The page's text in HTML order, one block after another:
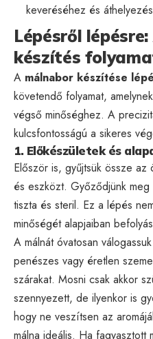
keveréséhez és
Lépésről
készítés
A málnabor készítése
követendő folyamat,
végső minőséghez. A
kulcsfontosságú a sikeres
1. Előkészületek és
Először is, gyűjtsük össze az
és eszközt. Győződjünk
tiszta és steril. Ez a lépés
minőségét alapjaiban
A málnát óvatosan
penészes vagy éretlen
szárakat. Mosni csak akkor
szennyezett, de ilyenkor is
hogy ne veszítsen az
málna ideális. Ha fagyasztott